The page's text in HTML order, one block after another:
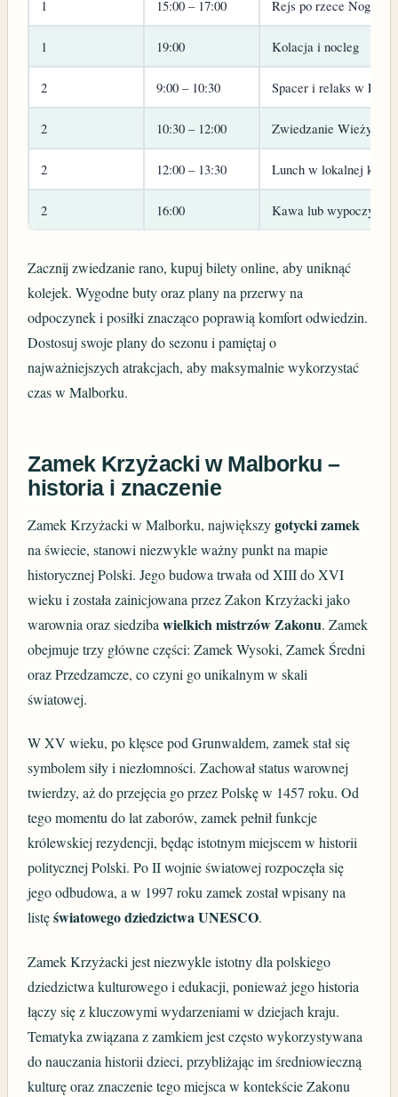
1 15:00 – 17:00 Rejs po rzece Nogat
1 19:00 Kolacja i nocleg
2 9:00 – 10:30 Spacer i relaks w
2 10:30 – 12:00 Zwiedzanie Wieży
2 12:00 – 13:30 Lunch w lokalnej
2 16:00 Kawa lub wypoczynek
Zacznij zwiedzanie rano, kupuj bilety online, aby uniknąć
kolejek. Wygodne buty oraz plany na przerwy na
odpoczynek i posiłki znacząco poprawią komfort odwiedzin.
Dostosuj swoje plany do sezonu i pamiętaj o
najważniejszych atrakcjach, aby maksymalnie wykorzystać
czas w Malborku.
Zamek Krzyżacki w Malborku –
historia i znaczenie
Zamek Krzyżacki w Malborku, największygotycki zamek
na świecie, stanowi niezwykle ważny punkt na mapie
historycznej Polski. Jego budowa trwała od XIII do XVI
wieku i została zainicjowana przez Zakon Krzyżacki jako
warownia oraz siedzibawielkich mistrzów Zakonu. Zamek
obejmuje trzy główne części: Zamek Wysoki, Zamek Średni
oraz Przedzamcze, co czyni go unikalnym w skali
światowej.
W XV wieku, po klęsce pod Grunwaldem, zamek stał się
symbolem siły i niezłomności. Zachował status warownej
twierdzy, aż do przejęcia go przez Polskę w 1457 roku. Od
tego momentu do lat zaborów, zamek pełnił funkcje
królewskiej rezydencji, będąc istotnym miejscem w historii
politycznej Polski. Po II wojnie światowej rozpoczęła się
jego odbudowa, a w 1997 roku zamek został wpisany na
listęświatowego dziedzictwa UNESCO.
Zamek Krzyżacki jest niezwykle istotny dla polskiego
dziedzictwa kulturowego i edukacji, ponieważ jego historia
łączy się z kluczowymi wydarzeniami w dziejach kraju.
Tematyka związana z zamkiem jest często wykorzystywana
do nauczania historii dzieci, przybliżając im średniowieczną
kulturę oraz znaczenie tego miejsca w kontekście Zakonu